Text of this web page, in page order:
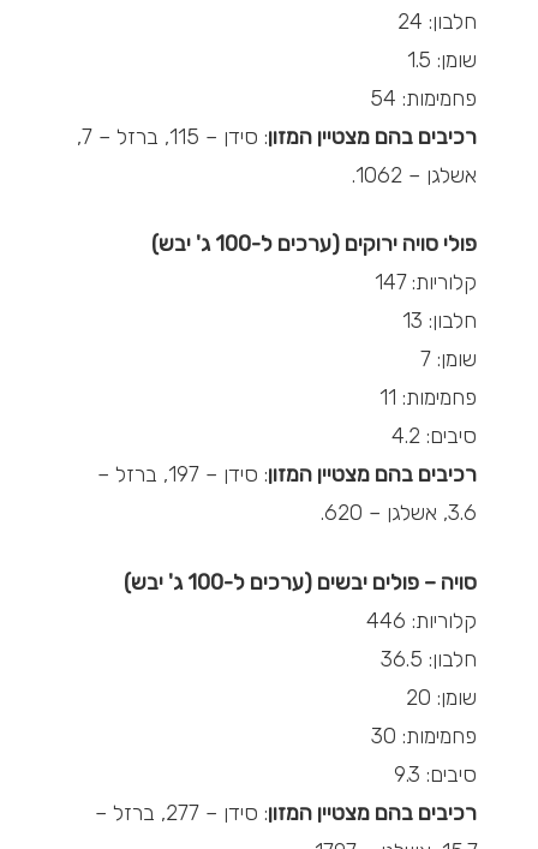
חלבון: 24
שומן: 1.5
פחמימות: 54
רכיבים בהם מצטיין המזון
: סידן – 115, ברזל – 7,
אשלגן – 1062.
פולי סויה ירוקים (ערכים ל-100 ג' יבש)
קלוריות: 147
חלבון: 13
שומן: 7
פחמימות: 11
סיבים: 4.2
רכיבים בהם מצטיין המזון
: סידן – 197, ברזל –
3.6, אשלגן – 620.
סויה – פולים יבשים (ערכים ל-100 ג' יבש)
קלוריות: 446
חלבון: 36.5
שומן: 20
פחמימות: 30
סיבים: 9.3
רכיבים בהם מצטיין המזון
: סידן – 277, ברזל –